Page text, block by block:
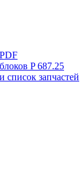
PDF
P 687.25
список запчастей